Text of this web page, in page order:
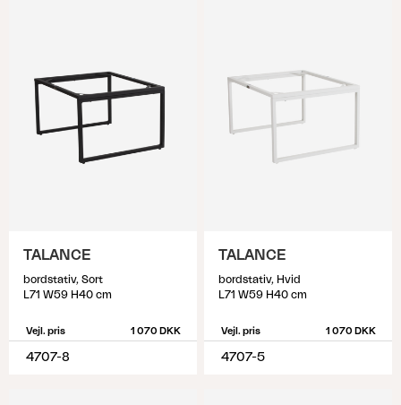
TALANCE
bordstativ, Sort
L71 W59 H40 cm
Vejl. pris 1 070 DKK
4707-8
TALANCE
bordstativ, Hvid
L71 W59 H40 cm
Vejl. pris 1 070 DKK
4707-5